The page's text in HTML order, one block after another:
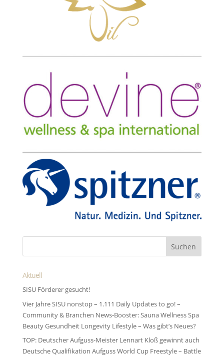
Aktuell
SISU Förderer gesucht!
Vier Jahre SISU nonstop – 1.111 Daily Updates to go! –
Community & Branchen News-Booster: Sauna Wellness Spa
Beauty Gesundheit Longevity Lifestyle – Was gibt’s Neues?
TOP: Deutscher Aufguss-Meister Lennart Kloß gewinnt auch
Deutsche Qualifikation Aufguss World Cup Freestyle – Battle